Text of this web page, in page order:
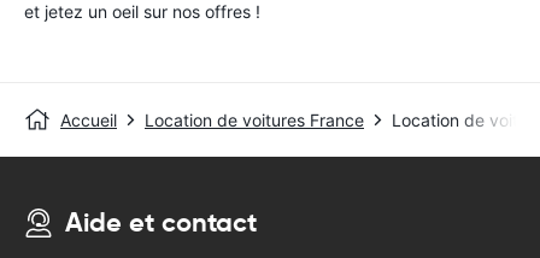
et jetez un oeil sur nos offres !
Accueil Location de voitures France Location de
Aide et contact